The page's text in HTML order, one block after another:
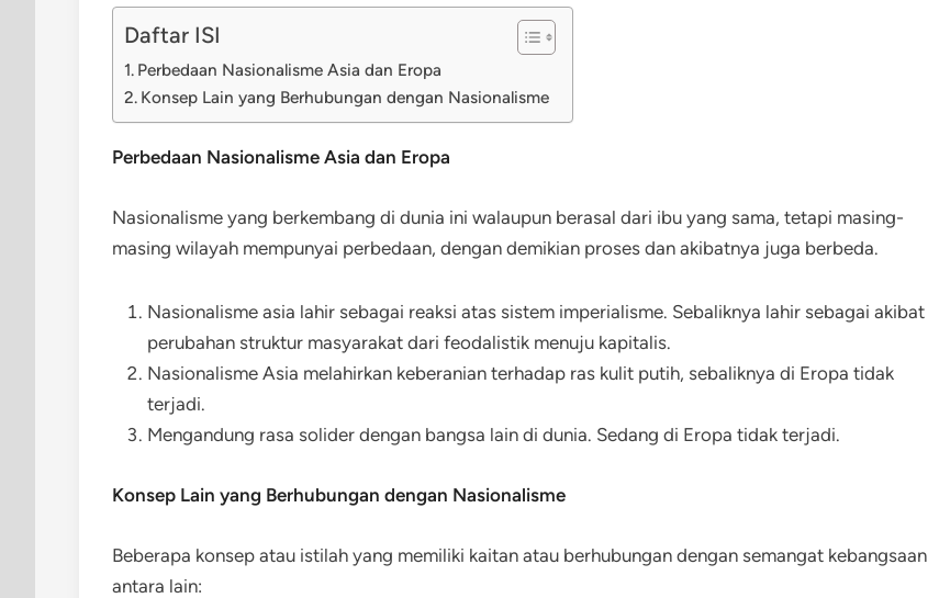
Daftar ISI
Perbedaan Nasionalisme Asia dan Eropa
Konsep Lain yang Berhubungan dengan Nasionalisme
Perbedaan Nasionalisme Asia dan Eropa
Nasionalisme yang berkembang di dunia ini walaupun berasal dari ibu yang sama, tetapi masing-
masing wilayah mempunyai perbedaan, dengan demikian proses dan akibatnya juga berbeda.
Nasionalisme asia lahir sebagai reaksi atas sistem imperialisme. Sebaliknya lahir sebagai akibat
perubahan struktur masyarakat dari feodalistik menuju kapitalis.
Nasionalisme Asia melahirkan keberanian terhadap ras kulit putih, sebaliknya di Eropa tidak
terjadi.
Mengandung rasa solider dengan bangsa lain di dunia. Sedang di Eropa tidak terjadi.
Konsep Lain yang Berhubungan dengan Nasionalisme
Beberapa konsep atau istilah yang memiliki kaitan atau berhubungan dengan semangat kebangsaan
antara lain: